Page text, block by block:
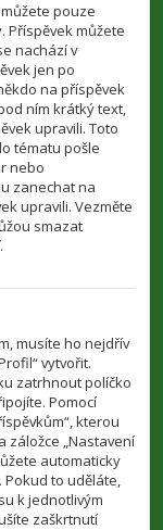
pouze
Příspěvek můžete
nachází v
jen po
na příspěvek
ním krátký text,
upravili. Toto
tématu pošle
nebo
zanechat na
upravili. Vezměte
smazat
musíte ho nejdřív
vytvořit.
zatrhnout políčko
Pomocí
kterou
záložce „Nastavení
automaticky
Pokud to uděláte,
k jednotlivým
zaškrtnutí